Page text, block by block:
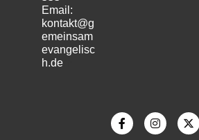
Email:
kontakt@g
emeinsam
evangelisc
h.de